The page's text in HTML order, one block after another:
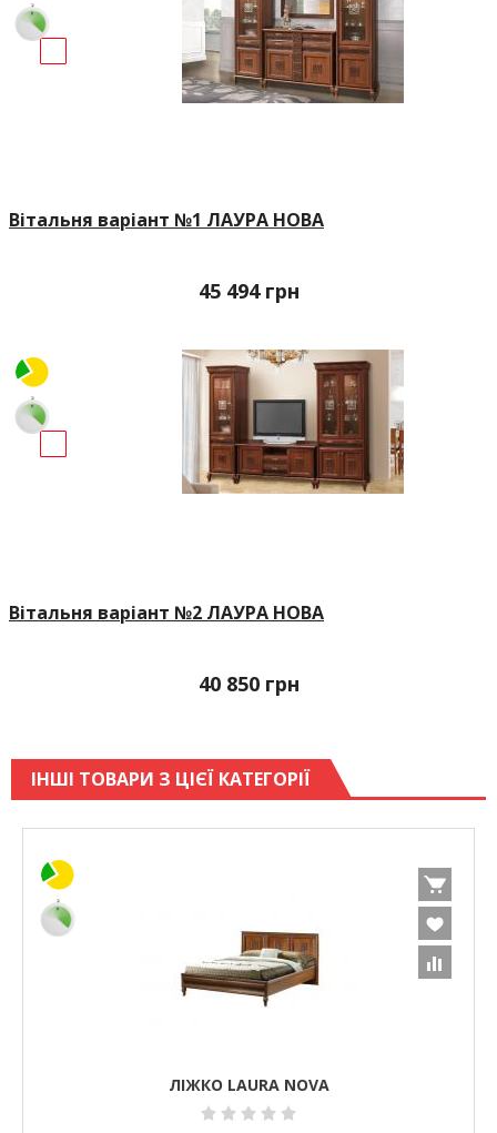
Вітальня варіант №1 ЛАУРА НОВА
45 494 грн
Вітальня варіант №2 ЛАУРА НОВА
40 850 грн
ІНШІ ТОВАРИ З ЦІЄЇ КАТЕГОРІЇ
ЛІЖКО LAURA NOVA